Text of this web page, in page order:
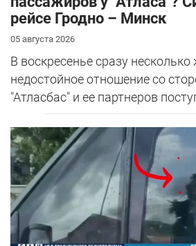
рейсе Гродно – Минск
05 августа 2026
В воскресенье сразу
недостойное отношение со
"Атласбас" и ее партнеров